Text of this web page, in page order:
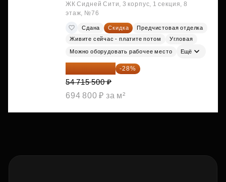
ЖК Сидней Сити, 3 корпус, 1 секция, 8
этаж, №76
Сдана Скидка
Предчистовая отделка
Живите сейчас - платите потом
Угловая
Можно оборудовать рабочее место Ещё
39 395 160 ₽ -28%
54 715 500 ₽
694 800 ₽ за м²